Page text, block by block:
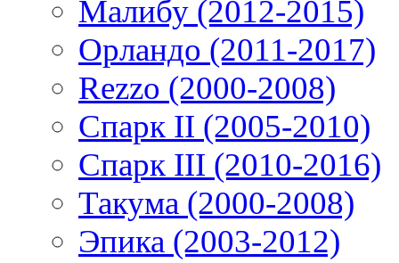
Малибу (2012-2015)
Орландо (2011-2017)
Rezzo (2000-2008)
Спарк II (2005-2010)
Спарк III (2010-2016)
Такума (2000-2008)
Эпика (2003-2012)